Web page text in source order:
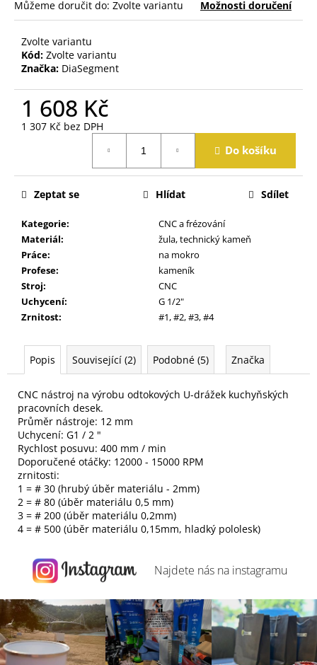
Můžeme doručit do: Zvolte variantu Možnosti doručení
Zvolte variantu
Kód: Zvolte variantu
Značka: DiaSegment
1 608 Kč
1 307 Kč bez DPH
Do košíku
Kategorie:
CNC a frézování
Materiál:
žula, technický kameň
Práce:
na mokro
Profese:
kameník
Stroj:
CNC
Uchycení:
G 1/2"
Zrnitost: #1, #2, #3, #4
Zeptat se Hlídat Sdílet
Popis Související (2) Podobné (5) Značka
CNC nástroj na výrobu odtokových U-drážek kuchyňských
pracovních desek.
Průměr nástroje: 12 mm
Uchycení: G1 / 2 "
Rychlost posuvu: 400 mm / min
Doporučené otáčky: 12000 - 15000 RPM
zrnitosti:
1 = # 30 (hrubý úběr materiálu - 2mm)
2 = # 80 (úběr materiálu 0,5 mm)
3 = # 200 (úběr materiálu 0,2mm)
4 = # 500 (úběr materiálu 0,15mm, hladký pololesk)
j
e
m
e
Najdete nás na instagramu